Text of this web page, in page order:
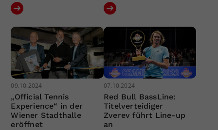
09.10.2024
„Official Tennis
Experience“ in der
Wiener Stadthalle
eröffnet
07.10.2024
Red Bull BassLine:
Titelverteidiger
Zverev führt Line-up
an